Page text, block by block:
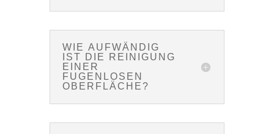
WIE AUFWÄNDIG
IST DIE REINIGUNG
EINER
FUGENLOSEN
OBERFLÄCHE?